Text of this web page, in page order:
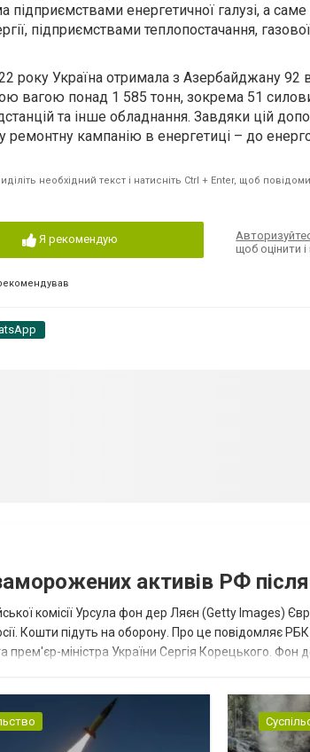
підприємствами енергетичної галузі, а
підприємствами теплопостачання,
року Україна отримала з Азербайджану 92
вагою понад 1 585 тонн, зокрема 51
та інше обладнання. Завдяки цій
кампанію в енергетиці – до
необхідний текст і натисніть Ctrl + Enter, щоб
Я рекомендую
щоб оцінити
активів РФ після
комісії Урсула фон дер Ляєн (Getty Images)
Кошти підуть на оборону. Про це повідомляє
прем'єр-міністра України Сергія Корецького. Фон